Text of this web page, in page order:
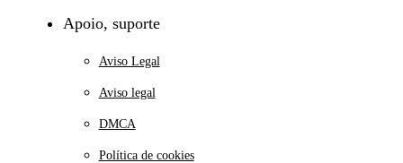
Apoio, suporte
Aviso Legal
Aviso legal
DMCA
Política de cookies